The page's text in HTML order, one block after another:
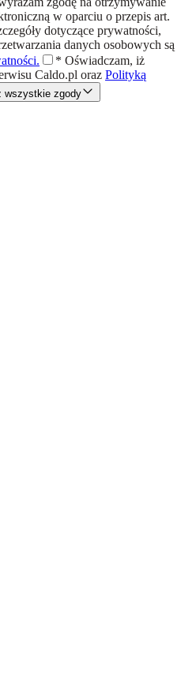
w oparciu o przepis art.
dotyczące prywatności,
danych osobowych są
* Oświadczam, iż
Caldo.pl oraz Polityką
wszystkie zgody